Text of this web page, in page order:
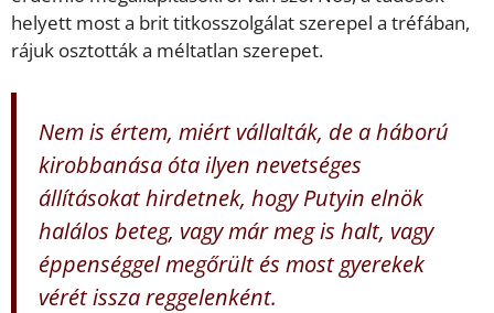
helyett most a brit titkosszolgálat szerepel a tréfában,
rájuk osztották a méltatlan szerepet.
Nem is értem, miért vállalták, de a háború
kirobbanása óta ilyen nevetséges
állításokat hirdetnek, hogy Putyin elnök
halálos beteg, vagy már meg is halt, vagy
éppenséggel megőrült és most gyerekek
vérét issza reggelenként.